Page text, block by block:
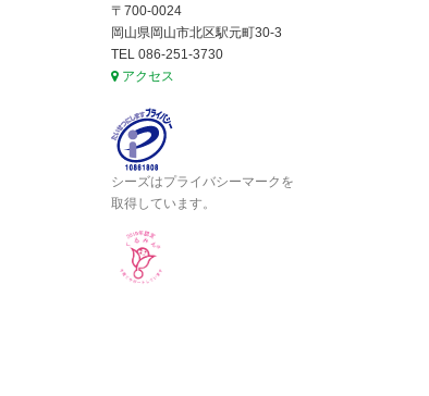
〒700-0024
岡山県岡山市北区駅元町30-3
TEL 086-251-3730
アクセス
シーズはプライバシーマークを
取得しています。